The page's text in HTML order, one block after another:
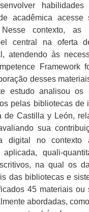
acadêmica acesse
contexto, as
central na oferta
atendendo às
Framework
desses
estudo analisou os
pelas bibliotecas de
de Castilla y León,
sua
digital no contexto
quali-
na qual os
das bibliotecas e
45 materiais ou
abordadas,